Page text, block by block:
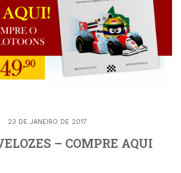
23 DE JANEIRO DE 2017
– COMPRE AQUI